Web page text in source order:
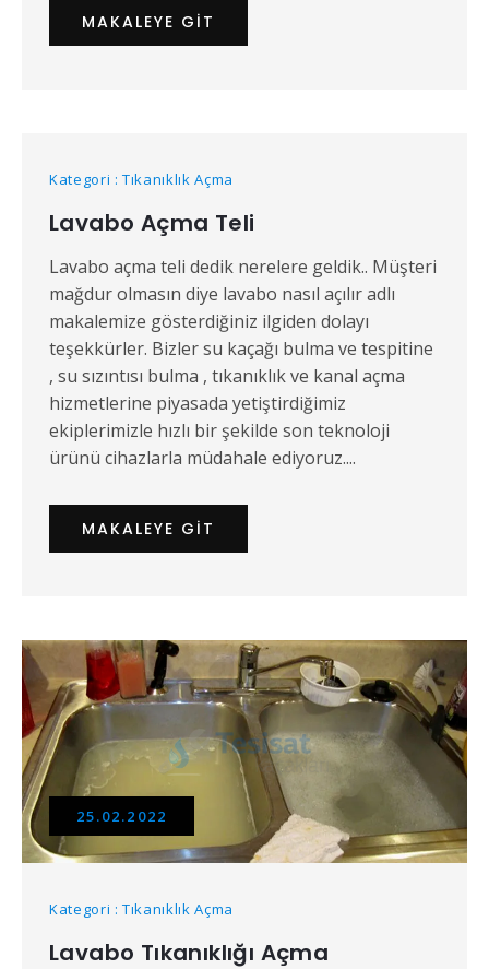
MAKALEYE GIT
Kategori : Tıkanıklık Açma
Lavabo Açma Teli
Lavabo açma teli dedik nerelere geldik.. Müşteri
mağdur olmasın diye lavabo nasıl açılır adlı
makalemize gösterdiğiniz ilgiden dolayı
teşekkürler. Bizler su kaçağı bulma ve tespitine
, su sızıntısı bulma , tıkanıklık ve kanal açma
hizmetlerine piyasada yetiştirdiğimiz
ekiplerimizle hızlı bir şekilde son teknoloji
ürünü cihazlarla müdahale ediyoruz....
MAKALEYE GIT
25.02.2022
Kategori : Tıkanıklık Açma
Lavabo Tıkanıklığı Açma